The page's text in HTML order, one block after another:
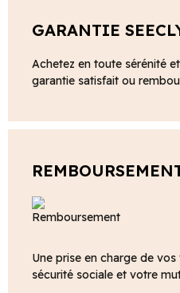
GARANTIE
Achetez en toute sérénité
garantie satisfait ou
Une prise en charge de
sécurité sociale et votre